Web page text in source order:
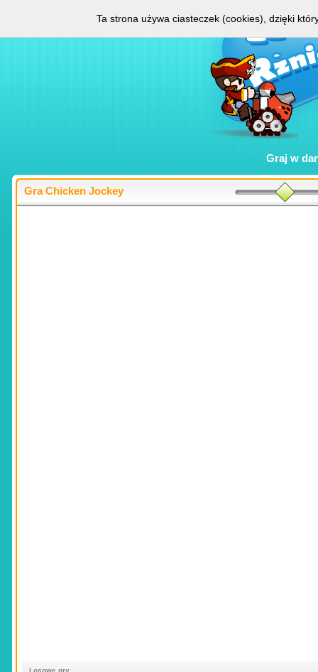
Graj w
Gra Chicken Jockey
Losowe gry
Ta strona używa ciasteczek (cookies), dzięki